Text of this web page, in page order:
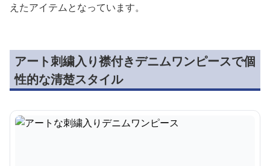
えたアイテムとなっています。
アート刺繍入り襟付きデニムワンピースで個
性的な清楚スタイル